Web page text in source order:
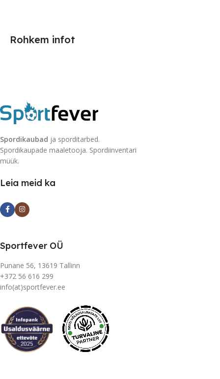
Rohkem infot
Spordikaubad ja sporditarbed.
Spordikaupade maaletooja. Spordiinventari
müük.
Leia meid ka
Sportfever OÜ
Punane 56, 13619 Tallinn
+372 56 616 299
info(at)sportfever.ee